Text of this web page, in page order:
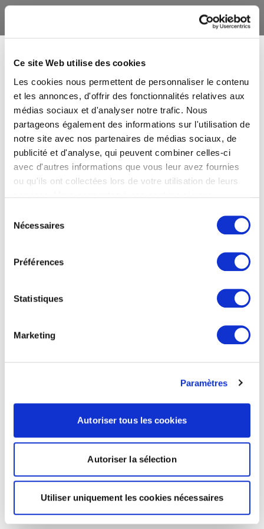
Ce site Web utilise des cookies
Les cookies nous permettent de personnaliser le contenu
et les annonces, d'offrir des fonctionnalités relatives aux
médias sociaux et d'analyser notre trafic. Nous
partageons également des informations sur l'utilisation de
notre site avec nos partenaires de médias sociaux, de
publicité et d'analyse, qui peuvent combiner celles-ci
avec d'autres informations que vous leur avez fournies
ou qu'ils ont collectées lors de votre utilisation de leurs
Nécessaires
Préférences
Statistiques
Marketing
Paramètres
Autoriser tous les cookies
Autoriser la sélection
Utiliser uniquement les cookies nécessaires